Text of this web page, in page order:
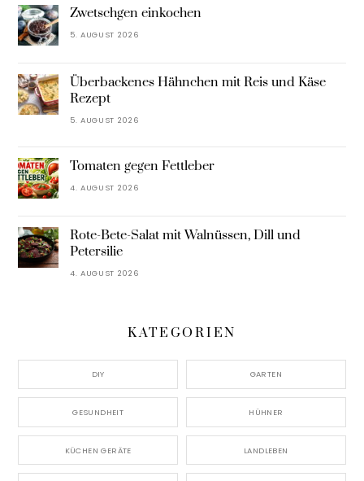
Zwetschgen einkochen
5. AUGUST 2026
Überbackenes Hähnchen mit Reis und Käse
Rezept
5. AUGUST 2026
Tomaten gegen Fettleber
4. AUGUST 2026
Rote-Bete-Salat mit Walnüssen, Dill und
Petersilie
4. AUGUST 2026
KATEGORIEN
DIY GARTEN
GESUNDHEIT HÜHNER
KÜCHEN GERÄTE LANDLEBEN